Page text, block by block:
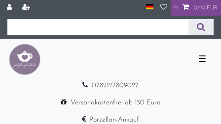
0 0,00 EUR
☰
07822/7809027
Versandkostenfrei ab 150 Euro
Porzellan-Ankauf